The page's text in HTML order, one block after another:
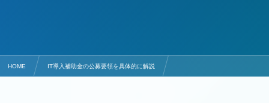
HOME IT導入補助金の公募要領を具体的に解説